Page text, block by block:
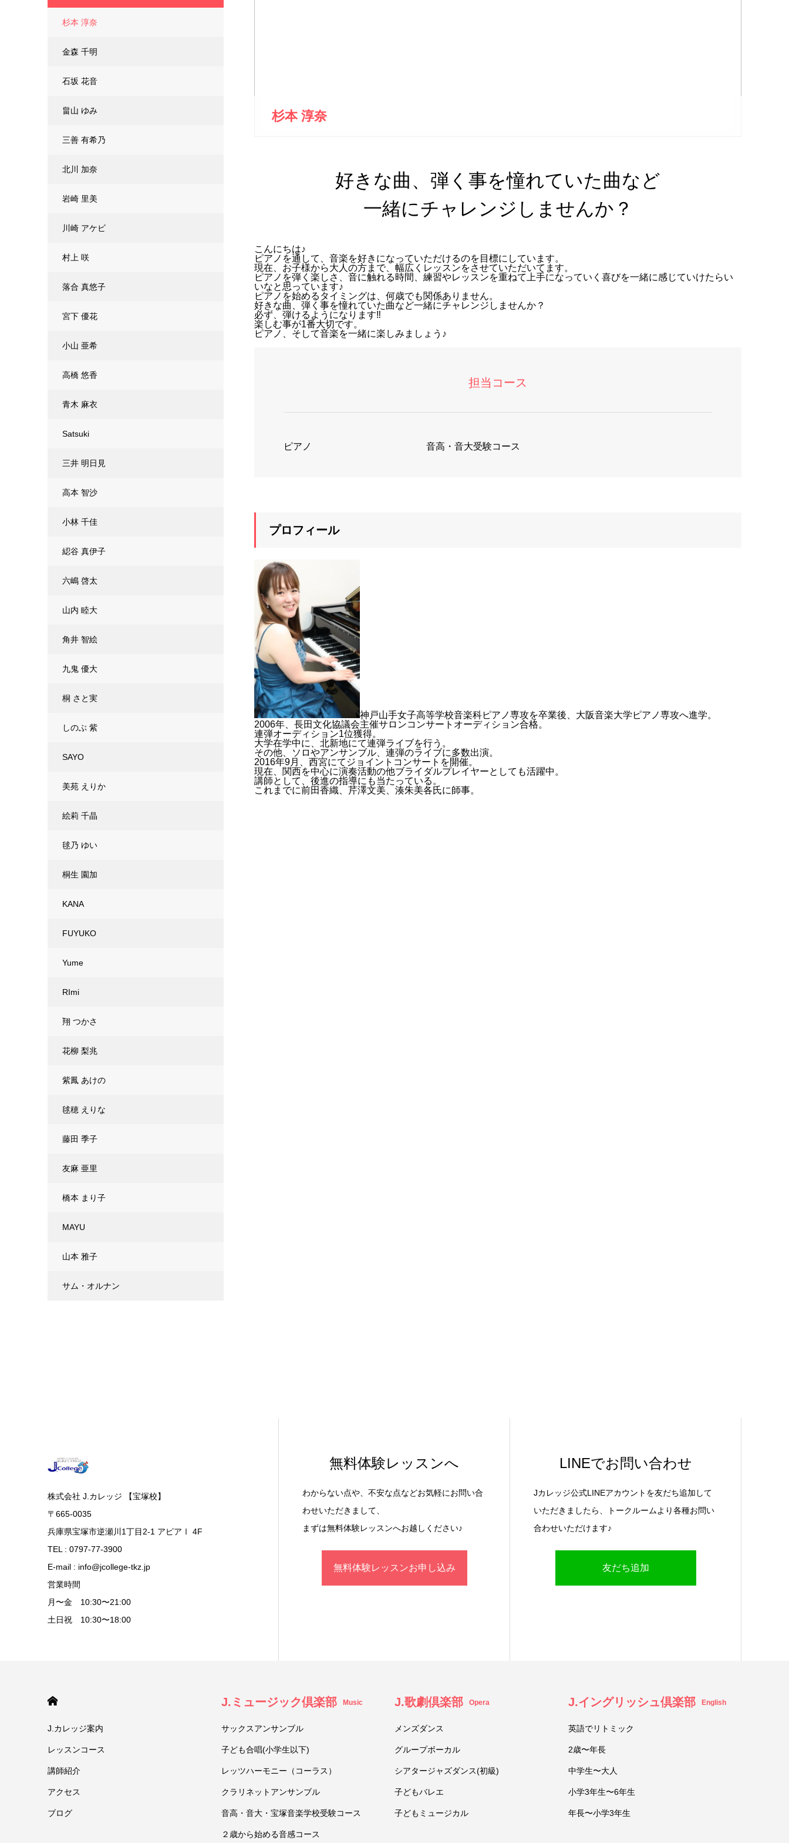
杉本 淳奈
好きな曲、弾く事を憧れていた曲など
一緒にチャレンジしませんか？
こんにちは♪
ピアノを通して、音楽を好きになっていただけるのを目標にしています。
現在、お子様から大人の方まで、幅広くレッスンをさせていただいてます。
ピアノを弾く楽しさ、音に触れる時間、練習やレッスンを重ねて上手になっていく喜びを一緒に感じていけたらい
いなと思っています♪
ピアノを始めるタイミングは、何歳でも関係ありません。
好きな曲、弾く事を憧れていた曲など一緒にチャレンジしませんか？
必ず、弾けるようになります‼︎
楽しむ事が1番大切です。
ピアノ、そして音楽を一緒に楽しみましょう♪
担当コース
ピアノ 音高・音大受験コース
プロフィール
神戸山手女子高等学校音楽科ピアノ専攻を卒業後、大阪音楽大学ピアノ専攻へ進学。
2006年、長田文化協議会主催サロンコンサートオーディション合格。
連弾オーディション1位獲得。
大学在学中に、北新地にて連弾ライブを行う。
その他、ソロやアンサンブル、連弾のライブに多数出演。
2016年9月、西宮にてジョイントコンサートを開催。
現在、関西を中心に演奏活動の他ブライダルプレイヤーとしても活躍中。
講師として、後進の指導にも当たっている。
これまでに前田香織、芹澤文美、湊朱美各氏に師事。
杉本 淳奈
金森 千明
石坂 花音
畠山 ゆみ
三善 有希乃
北川 加奈
岩崎 里美
川崎 アケビ
村上 咲
落合 真悠子
宮下 優花
小山 亜希
高橋 悠香
青木 麻衣
Satsuki
三井 明日見
高本 智沙
小林 千佳
綛谷 真伊子
六嶋 啓太
山内 睦大
角井 智絵
九鬼 優大
桐 さと実
しのぶ 紫
SAYO
美苑 えりか
絵莉 千晶
毬乃 ゆい
桐生 園加
KANA
FUYUKO
Yume
RImi
翔 つかさ
花柳 梨兆
紫鳳 あけの
毬穂 えりな
藤田 季子
友麻 亜里
橋本 まり子
MAYU
山本 雅子
サム・オルナン
株式会社 J.カレッジ 【宝塚校】
〒665-0035
兵庫県宝塚市逆瀬川1丁目2-1 アピアⅠ 4F
TEL : 0797-77-3900
E-mail : info@jcollege-tkz.jp
営業時間
月〜金 10:30〜21:00
土日祝 10:30〜18:00
無料体験レッスンへ
わからない点や、不安な点などお気軽にお問い合
わせいただきまして、
まずは無料体験レッスンへお越しください♪
無料体験レッスンお申し込み
LINEでお問い合わせ
Jカレッジ公式LINEアカウントを友だち追加して
いただきましたら、トークルームより各種お問い
合わせいただけます♪
友だち追加
J.カレッジ案内
レッスンコース
講師紹介
アクセス
ブログ
J.ミュージック倶楽部 Music
サックスアンサンブル
子ども合唱(小学生以下)
レッツハーモニー（コーラス）
クラリネットアンサンブル
音高・音大・宝塚音楽学校受験コース
２歳から始める音感コース
J.歌劇倶楽部 Opera
メンズダンス
グループボーカル
シアタージャズダンス(初級)
子どもバレエ
子どもミュージカル
J.イングリッシュ倶楽部 English
英語でリトミック
2歳〜年長
中学生〜大人
小学3年生〜6年生
年長〜小学3年生